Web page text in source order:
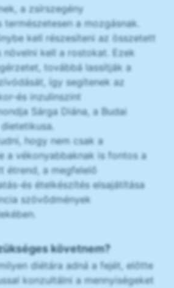
a zsírszegény
a mozgásnak.
kell részesíteni az összetett
növelni kell a rostokat. Ezek
továbbá lassítják a
így segítenek az
és inzulinszint
Sárga Diána, a Budai
hogy nem csak a
a vékonyabbaknak is fontos a
étrend, a megfelelő
és ételkészítés elsajátítása
szövődmények
követnem?
diétára adná a fejét, előtte
konzultálni a mennyiségeket